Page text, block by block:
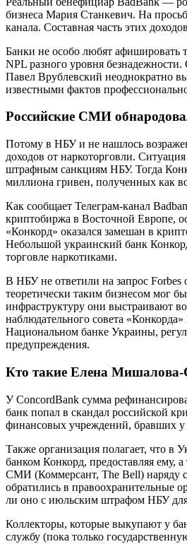
бизнеса Мария Станкевич. На
канала. Составная часть этих
Банки не особо любят афишировать
NPL разного уровня
Павел Врублевский неоднократно
известными фактов
Российские СМИ
Потому в НБУ и не нашлось
доходов от наркоторговли.
штрафным санкциям НБУ. Тогда
миллиона гривен, полученных как
Как сообщает Телеграм-канал
криптобиржа в Восточной Европе,
«Конкорд» оказался замешан в
Небольшой украинский банк
торговле наркотиками.
В НБУ не ответили на запрос Forbes
теоретически таким бизнесом мог
инфраструктуру они выстраивают
наблюдательного совета
Национальном банке Украины,
предупреждения.
Кто такие Елена Мишалова-
У ConcordBank сумма
банк попал в скандал российской
финансовых учреждений, бравших
Также организация полагает, что в
банком Конкорд, предоставляя
СМИ (Коммерсант, The Bell) наряду
обратились в правоохранительные
ли оно с июльским штрафом НБУ
Коллекторы, которые выкупают у
службу (пока только